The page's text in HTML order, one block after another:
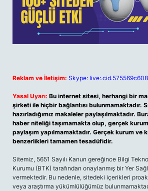
Reklam ve İletişim: Skype:
Yasal Uyarı: Bu internet sitesi, herhangi bir
şirketi ile hiçbir bağlantısı bulunmamaktadır.
hazırladığımız makaleler paylaşılmaktadır.
haber niteliği taşımamakta olup, gerçek
paylaşım yapılmamaktadır. Gerçek kurum ve
benzerlikleri tamamen tesadüfidir.
Sitemiz, 5651 Sayılı Kanun gereğince Bilgi
Kurumu (BTK) tarafından onaylanmış bir Yer
vermektedir. Bu nedenle, sitedeki içerikleri
veya araştırma yükümlülüğümüz